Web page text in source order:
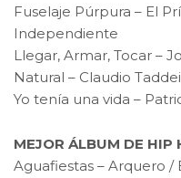
Fuselaje Púrpura – El
Independiente
Llegar, Armar, Tocar –
Natural – Claudio
Yo tenía una vida –
MEJOR ÁLBUM DE HIP
Aguafiestas – Arquero /